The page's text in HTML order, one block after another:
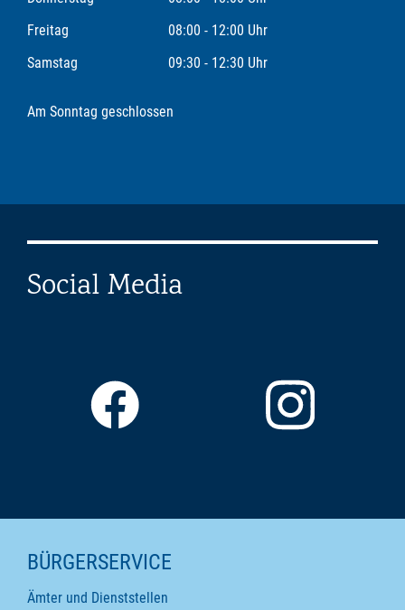
Freitag
08:00 - 12:00 Uhr
Samstag
09:30 - 12:30 Uhr
Am Sonntag geschlossen
Social Media
SEITENINHALTE
BÜRGERSERVICE
Ämter und Dienststellen